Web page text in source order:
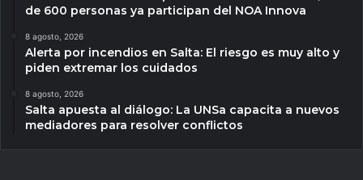
de 600 personas ya participan del NOA Innova
8 agosto, 2026
Alerta por incendios en Salta: El riesgo es muy alto y
piden extremar los cuidados
8 agosto, 2026
Salta apuesta al diálogo: La UNSa capacita a nuevos
mediadores para resolver conflictos